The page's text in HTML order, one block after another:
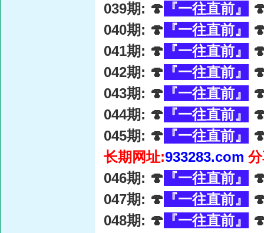
039期: 🍄 『一往直前』
040期: 🍄 『一往直前』
041期: 🍄 『一往直前』
042期: 🍄 『一往直前』
043期: 🍄 『一往直前』
044期: 🍄 『一往直前』
045期: 🍄 『一往直前』
长期网址:933283.com
046期: 🍄 『一往直前』
047期: 🍄 『一往直前』
048期: 🍄 『一往直前』